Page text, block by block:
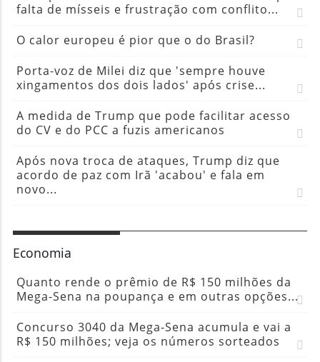
falta de mísseis e frustração com conflito...
O calor europeu é pior que o do Brasil?
Porta-voz de Milei diz que 'sempre houve
xingamentos dos dois lados' após crise...
A medida de Trump que pode facilitar acesso
do CV e do PCC a fuzis americanos
Após nova troca de ataques, Trump diz que
acordo de paz com Irã 'acabou' e fala em
novo...
Economia
Quanto rende o prêmio de R$ 150 milhões da
Mega-Sena na poupança e em outras opções...
Concurso 3040 da Mega-Sena acumula e vai a
R$ 150 milhões; veja os números sorteados